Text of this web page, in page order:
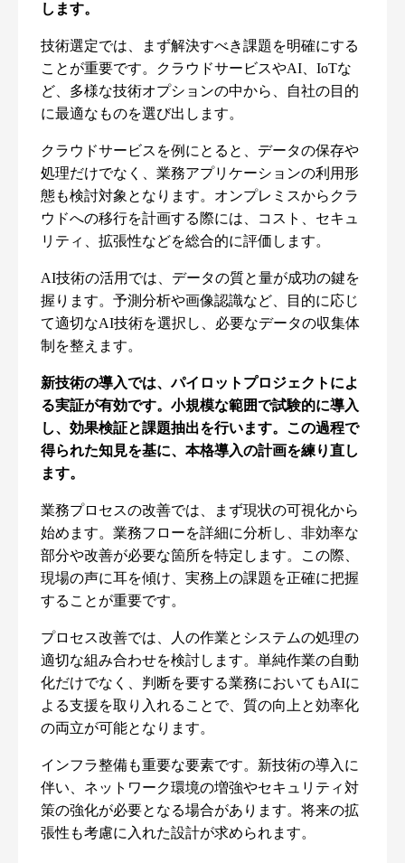
します。
技術選定では、まず解決すべき課題を明確にする
ことが重要です。クラウドサービスやAI、IoTな
ど、多様な技術オプションの中から、自社の目的
に最適なものを選び出します。
クラウドサービスを例にとると、データの保存や
処理だけでなく、業務アプリケーションの利用形
態も検討対象となります。オンプレミスからクラ
ウドへの移行を計画する際には、コスト、セキュ
リティ、拡張性などを総合的に評価します。
AI技術の活用では、データの質と量が成功の鍵を
握ります。予測分析や画像認識など、目的に応じ
て適切なAI技術を選択し、必要なデータの収集体
制を整えます。
新技術の導入では、パイロットプロジェクトによ
る実証が有効です。小規模な範囲で試験的に導入
し、効果検証と課題抽出を行います。この過程で
得られた知見を基に、本格導入の計画を練り直し
ます。
業務プロセスの改善では、まず現状の可視化から
始めます。業務フローを詳細に分析し、非効率な
部分や改善が必要な箇所を特定します。この際、
現場の声に耳を傾け、実務上の課題を正確に把握
することが重要です。
プロセス改善では、人の作業とシステムの処理の
適切な組み合わせを検討します。単純作業の自動
化だけでなく、判断を要する業務においてもAIに
よる支援を取り入れることで、質の向上と効率化
の両立が可能となります。
インフラ整備も重要な要素です。新技術の導入に
伴い、ネットワーク環境の増強やセキュリティ対
策の強化が必要となる場合があります。将来の拡
張性も考慮に入れた設計が求められます。